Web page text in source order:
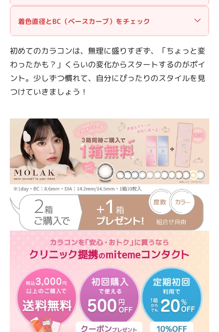
手間がなく、旅行やお出かけにも便利です。
自然なカラーから試すのがおすすめ。
ナチュラルデザイン →学校やオフィスでも違和感
なし
ほんのりカラー →ピンクベージュやグレージュな
ども挑戦しやすい
着色直径とBC（ベースカーブ）をチェック
スト。大きすぎると不自然になることも。
また、自分の目に合ったベースカーブ（BC）を選ぶ
ことで装用感も快適に。
初めてのカラコンは、無理に盛りすぎず、「ちょっと変
わったかも？」くらいの変化からスタートするのがポイ
ント。少しずつ慣れて、自分にぴったりのスタイルを見
つけていきましょう！